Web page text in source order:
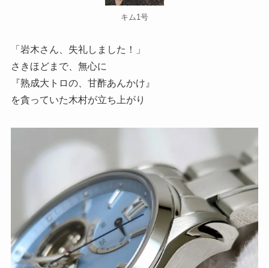
キム1号
「岩木さん、失礼しました！」
さきほどまで、無心に
『熟成大トロの、甘酢あんかけ』
を貪っていた木村が立ち上がり